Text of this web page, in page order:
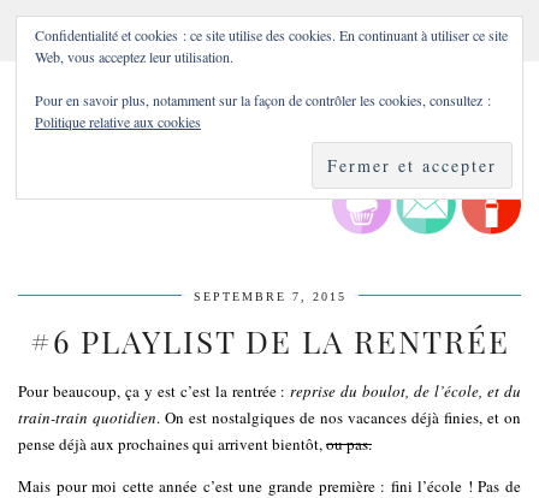
SEPTEMBRE 7, 2015
#6 PLAYLIST DE LA RENTRÉE
Pour beaucoup, ça y est c’est la rentrée :reprise du boulot, de l’école, et du
train-train quotidien. On est nostalgiques de nos vacances déjà finies, et on
pense déjà aux prochaines qui arrivent bientôt,ou pas.
Mais pour moi cette année c’est une grande première : fini l’école ! Pas de
Confidentialité et cookies : ce site utilise des cookies. En continuant à utiliser ce site
Web, vous acceptez leur utilisation.
Pour en savoir plus, notamment sur la façon de contrôler les cookies, consultez :
Politique relative aux cookies